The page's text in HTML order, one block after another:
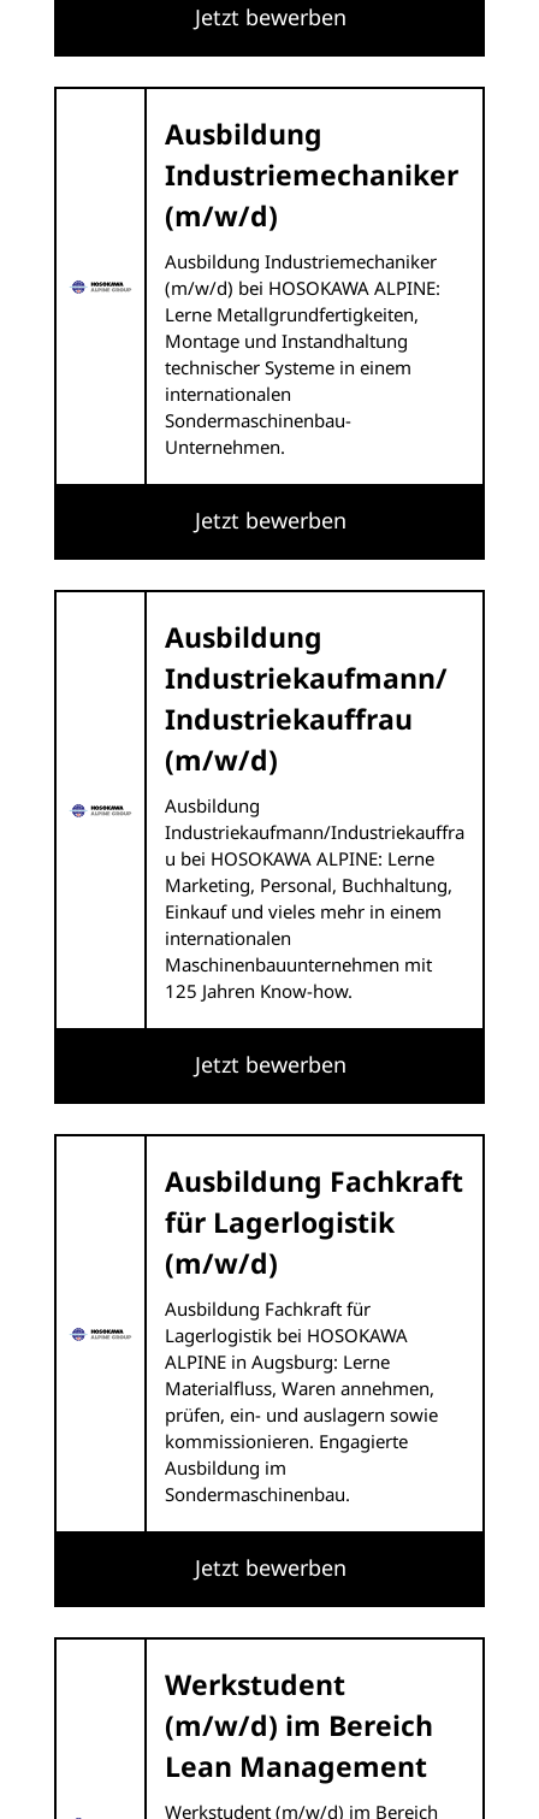
Jetzt bewerben
Ausbildung
Industriemechaniker
(m/w/d)
Ausbildung Industriemechaniker
(m/w/d) bei HOSOKAWA ALPINE:
Lerne Metallgrundfertigkeiten,
Montage und Instandhaltung
technischer Systeme in einem
internationalen
Sondermaschinenbau-
Unternehmen.
Jetzt bewerben
Ausbildung
Industriekaufmann/
Industriekauffrau
(m/w/d)
Ausbildung
Industriekaufmann/Industriekauffra
u bei HOSOKAWA ALPINE: Lerne
Marketing, Personal, Buchhaltung,
Einkauf und vieles mehr in einem
internationalen
Maschinenbauunternehmen mit
125 Jahren Know-how.
Jetzt bewerben
Ausbildung Fachkraft
für Lagerlogistik
(m/w/d)
Ausbildung Fachkraft für
Lagerlogistik bei HOSOKAWA
ALPINE in Augsburg: Lerne
Materialfluss, Waren annehmen,
prüfen, ein- und auslagern sowie
kommissionieren. Engagierte
Ausbildung im
Sondermaschinenbau.
Jetzt bewerben
Werkstudent
(m/w/d) im Bereich
Lean Management
Werkstudent (m/w/d) im Bereich